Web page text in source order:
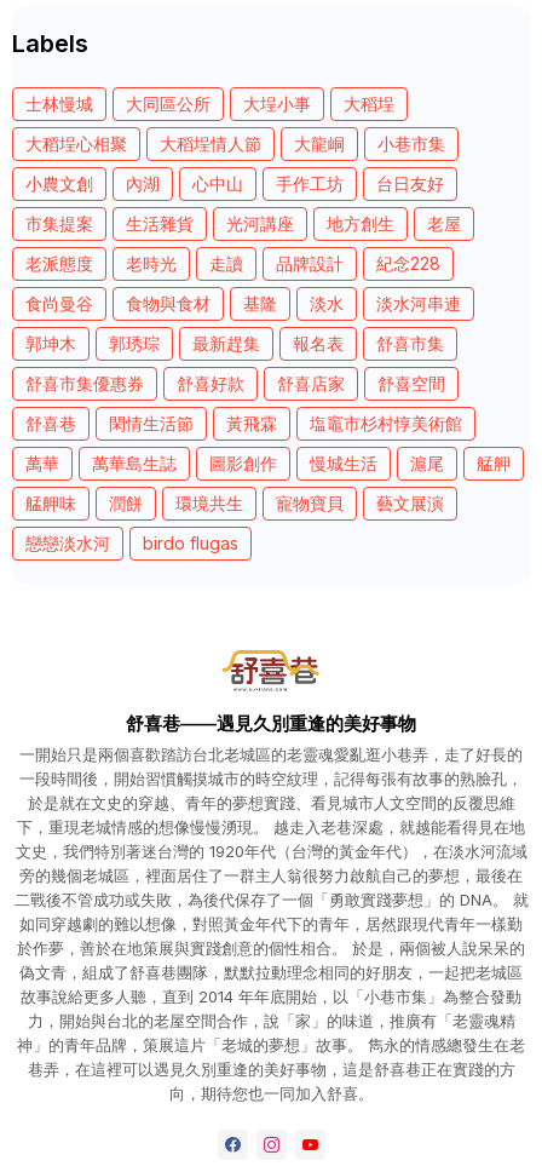
Labels
士林慢城 大同區公所 大埕小事
大稻埕
大稻埕心相聚
大稻埕情人節 大龍峒
小巷市集
小農文創
內湖 心中山 手作工坊
台日友好
市集提案
生活雜貨 光河講座 地方創生
老屋
老派態度
老時光 走讀 品牌設計
紀念228
食尚曼谷
食物與食材 基隆 淡水
淡水河串連
郭坤木
郭琇琮 最新趕集 報名表
舒喜市集
舒喜市集優惠券
舒喜好款 舒喜店家
舒喜空間
舒喜巷
閑情生活節 黃飛霖
塩竈市杉村惇美術館
萬華
萬華島生誌 圖影創作 慢城生活 滬尾
艋舺
艋舺味
潤餅 環境共生 寵物寶貝
藝文展演
戀戀淡水河
birdo flugas
舒喜巷——遇見久別重逢的美好事物
一開始只是兩個喜歡踏訪台北老城區的老靈魂愛亂逛小巷弄，走了好長的
一段時間後，開始習慣觸摸城市的時空紋理，記得每張有故事的熟臉孔，
於是就在文史的穿越、青年的夢想實踐、看見城市人文空間的反覆思維
下，重現老城情感的想像慢慢湧現。 越走入老巷深處，就越能看得見在地
文史，我們特別著迷台灣的 1920年代（台灣的黃金年代），在淡水河流域
旁的幾個老城區，裡面居住了一群主人翁很努力啟航自己的夢想，最後在
二戰後不管成功或失敗，為後代保存了一個「勇敢實踐夢想」的 DNA。 就
如同穿越劇的難以想像，對照黃金年代下的青年，居然跟現代青年一樣勤
於作夢，善於在地策展與實踐創意的個性相合。 於是，兩個被人說呆呆的
偽文青，組成了舒喜巷團隊，默默拉動理念相同的好朋友，一起把老城區
故事說給更多人聽，直到 2014 年年底開始，以「小巷市集」為整合發動
力，開始與台北的老屋空間合作，說「家」的味道，推廣有「老靈魂精
神」的青年品牌，策展這片「老城的夢想」故事。 雋永的情感總發生在老
巷弄，在這裡可以遇見久別重逢的美好事物，這是舒喜巷正在實踐的方
向，期待您也一同加入舒喜。